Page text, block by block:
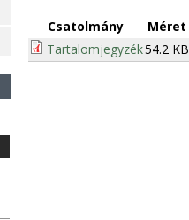
Csatolmány
Méret
Tartalomjegyzék54.2 KB